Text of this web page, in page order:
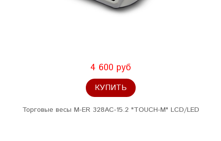
4 600 руб
КУПИТЬ
Торговые весы M-ER 328AC-15.2 "TOUCH-M" LCD/LЕD